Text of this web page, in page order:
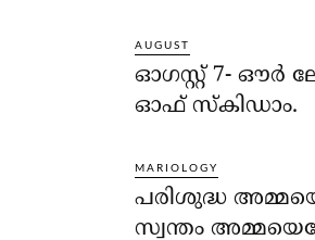
AUGUST
ഓഗസ്റ്റ് 7- ഔര്‍
ഓഫ് സ്‌കിഡാം.
MARIOLOGY
പരിശുദ്ധ
സ്വന്തം